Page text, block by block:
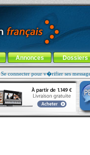
Annonces Dossiers
Se connecter pour v�rifier ses